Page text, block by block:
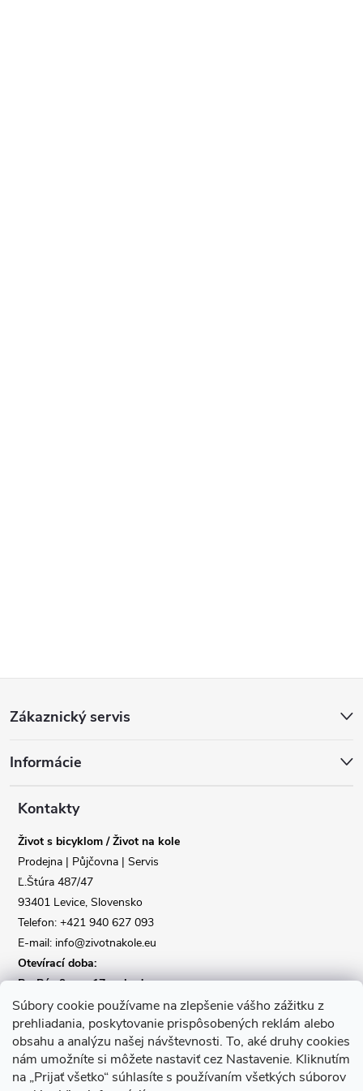
Súbory cookie používame na zlepšenie vášho zážitku z
prehliadania, poskytovanie prispôsobených reklám alebo
obsahu a analýzu našej návštevnosti. To, aké druhy cookies
nám umožníte si môžete nastaviť cez Nastavenie. Kliknutím
na „Prijať všetko“ súhlasíte s používaním všetkých súborov
p
Zákaznický servis
Informácie
Kontakty
Život s bicyklom / Život na kole
Prodejna | Půjčovna | Servis
Ľ.Štúra 487/47
93401 Levice, Slovensko
Telefon: +421 940 627 093
E-mail: info@zivotnakole.eu
Otevírací doba:
Po-Pá : 9,oo - 17,oo hod
So : 9,oo - 12,oo | Ne : Zavřeno
Kontaktní formulář
Reklamace Doprava